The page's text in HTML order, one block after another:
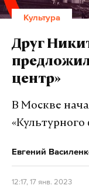
Культура
Друг
центр»
В Москве
Евгений
12:17, 17 янв. 2023